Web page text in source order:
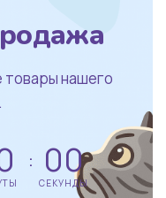
товары нашего
00
СЕКУНДЫ